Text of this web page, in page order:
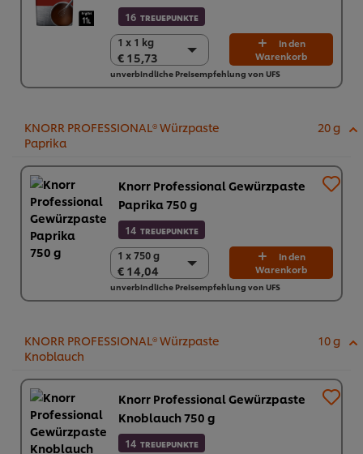
16 TREUEPUNKTE
1 x 1 kg
€ 15,73
1 x 1 kg
€ 15,73
6 x 1 kg
In den
Warenkorb
unverbindliche Preisempfehlung von UFS
KNORR PROFESSIONAL® Würzpaste
Paprika
20 g
Knorr Professional Gewürzpaste
Paprika 750 g
14 TREUEPUNKTE
1 x 750 g
€ 14,04
1 x 750 g
€ 14,04
2 x 750 g
In den
Warenkorb
unverbindliche Preisempfehlung von UFS
KNORR PROFESSIONAL® Würzpaste
Knoblauch
10 g
Knorr Professional Gewürzpaste
Knoblauch 750 g
14 TREUEPUNKTE